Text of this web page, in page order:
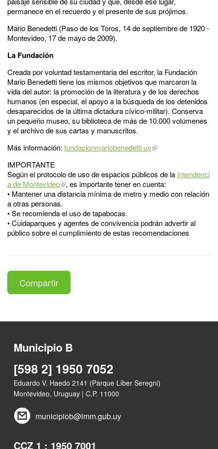
permanece en el recuerdo y el presente de sus prójimos.
Mario Benedetti (Paso de los Toros, 14 de septiembre de 1920 -
Montevideo, 17 de mayo de 2009).
La Fundación
Creada por voluntad testamentaria del escritor, la Fundación
Mario Benedetti tiene los mismos objetivos que marcaron la
vida del autor: la promoción de la literatura y de los derechos
humanos (en especial, el apoyo a la búsqueda de los detenidos
desaparecidos de la última dictadura cívico-militar). Conserva
un pequeño museo, su biblioteca de más de 10.000 volúmenes
y el archivo de sus cartas y manuscritos.
Más información: fundacionmariobenedetti.uy
IMPORTANTE
Según el protocolo de uso de espacios públicos de la Intendenci
a de Montevideo
, es importante tener en cuenta:
• Mantener una distancia mínima de metro y medio con relación
a otras personas.
• Se recomienda el uso de tapabocas.
• Cuidaparques y agentes de convivencia podrán advertir al
público sobre el cumplimiento de estas recomendaciones
Compartir
Municipio B
[598 2] 1950 7052
Eduardo V. Haedo 2141 (Parque Líber Seregni)
Montevideo, Uruguay | C.P. 11000
municipiob@imm.gub.uy
CCZ 1 : 1950 7001